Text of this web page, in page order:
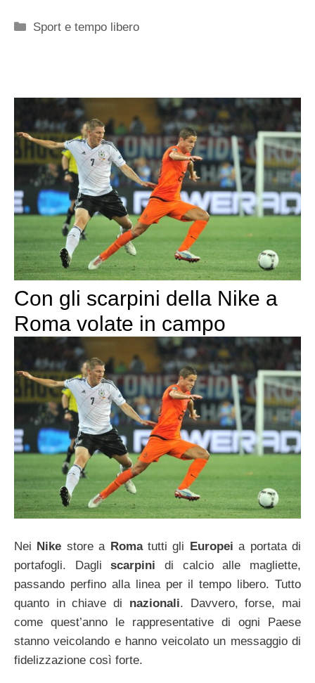
Categorie
Sport e tempo libero
Con gli scarpini della Nike a
Roma volate in campo
Nei Nike store a Romatutti gli Europei a portata di
portafogli. Dagliscarpini di calcio alle magliette,
passando perfino alla linea per il tempo libero. Tutto
quanto in chiave di nazionali. Davvero, forse, mai
come quest’anno le rappresentative di ogni Paese
stanno veicolando e hanno veicolato un messaggio di
fidelizzazione così forte.